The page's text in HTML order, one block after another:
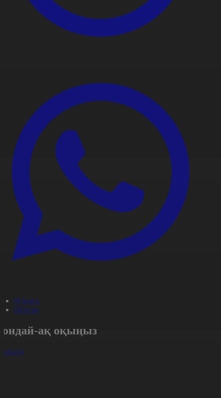
#Оқиға
#Қоғам
ақ оқыңыз